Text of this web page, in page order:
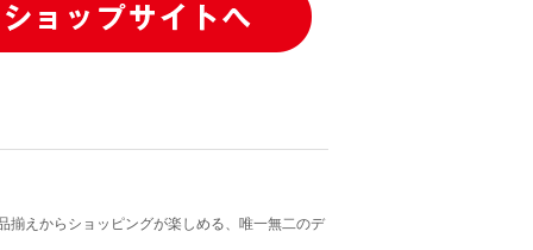
揃えからショッピングが楽しめる、唯一無二のデ